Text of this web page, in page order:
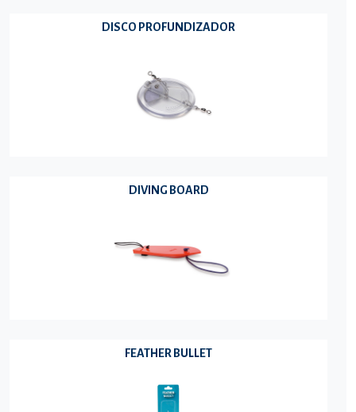
DISCO PROFUNDIZADOR
DIVING BOARD
FEATHER BULLET